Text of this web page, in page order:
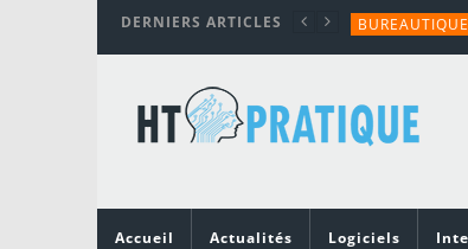
DERNIERS ARTICLES BUREAUTIQUE
TUTORIALS
MATÉRIEL
Accueil
Actualités Logiciels